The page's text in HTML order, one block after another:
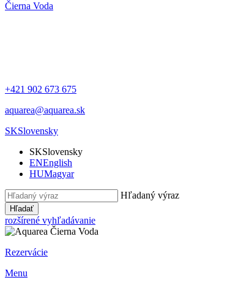
Čierna Voda
+421 902 673 675
aquarea@aquarea.sk
SKSlovensky
SKSlovensky
ENEnglish
HUMagyar
Hľadaný výraz
Hľadať
rozšírené vyhľadávanie
Rezervácie
Menu